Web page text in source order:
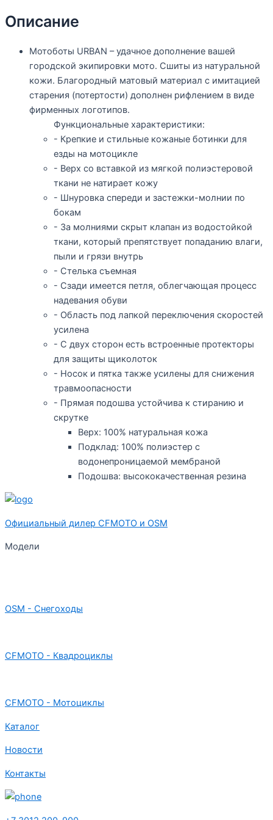
Описание
Мотоботы URBAN – удачное дополнение вашей
городской экипировки мото. Сшиты из натуральной
кожи. Благородный матовый материал с имитацией
старения (потертости) дополнен рифлением в виде
фирменных логотипов.
Функциональные характеристики:
- Крепкие и стильные кожаные ботинки для
езды на мотоцикле
- Верх со вставкой из мягкой полиэстеровой
ткани не натирает кожу
- Шнуровка спереди и застежки-молнии по
бокам
- За молниями скрыт клапан из водостойкой
ткани, который препятствует попаданию влаги,
пыли и грязи внутрь
- Стелька съемная
- Сзади имеется петля, облегчающая процесс
надевания обуви
- Область под лапкой переключения скоростей
усилена
- С двух сторон есть встроенные протекторы
для защиты щиколоток
- Носок и пятка также усилены для снижения
травмоопасности
- Прямая подошва устойчива к стиранию и
скрутке
Верх: 100% натуральная кожа
Подклад: 100% полиэстер с
водонепроницаемой мембраной
Подошва: высококачественная резина
Официальный дилер CFMOTO и OSM
Модели
OSM - Снегоходы
CFMOTO - Квадроциклы
CFMOTO - Мотоциклы
Каталог
Новости
Контакты